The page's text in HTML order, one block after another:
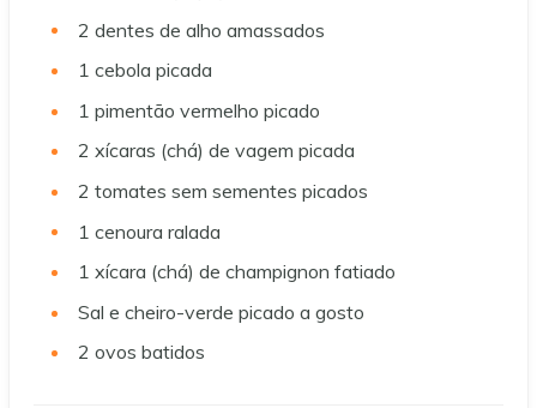
2 dentes de alho amassados
1 cebola picada
1 pimentão vermelho picado
2 xícaras (chá) de vagem picada
2 tomates sem sementes picados
1 cenoura ralada
1 xícara (chá) de champignon fatiado
Sal e cheiro-verde picado a gosto
2 ovos batidos